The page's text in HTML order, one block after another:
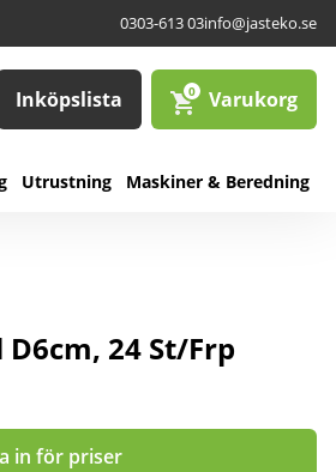
0303-613 03info@jasteko.se
Inköpslista 0 Varukorg
Utrustning Maskiner & Beredning
D6cm, 24 St/Frp
in för priser